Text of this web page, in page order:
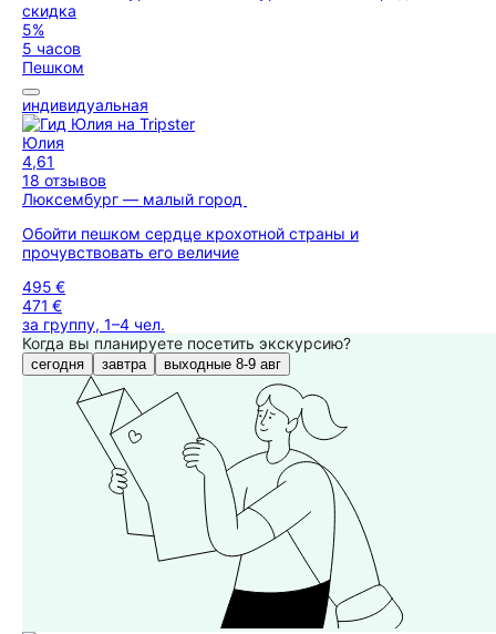
скидка
5%
5 часов
Пешком
индивидуальная
Юлия
4,61
18 отзывов
Люксембург — малый город
Обойти пешком сердце крохотной страны и
прочувствовать его величие
495 €
471 €
за группу, 1–4 чел.
Когда вы планируете посетить экскурсию?
сегодня завтра выходные 8-9 авг